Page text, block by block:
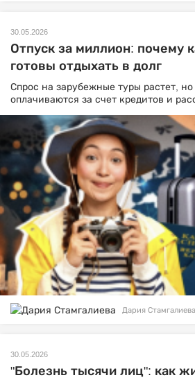
30.05.2026
Отпуск за миллион: почему
готовы отдыхать в долг
Спрос на зарубежные туры растет,
оплачиваются за счет кредитов и
Дария Стамгалиева
30.05.2026
"Болезнь тысячи лиц": как